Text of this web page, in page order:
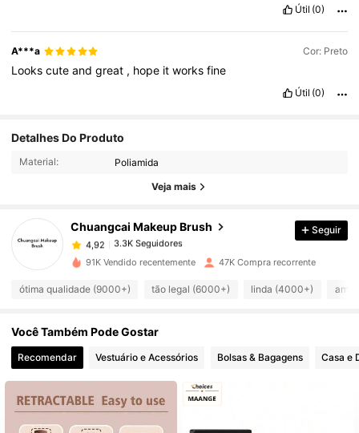
Útil (0)
A***a Cor: Preto
Lookscuteandgreat , hope itworksfine
Útil (0)
Detalhes Do Produto
Material: Poliamida
Veja mais
Chuangcai Makeup Brush
4,92 3.3K Seguidores
3.3K Seguidores
4,92
3.3K Seguidores
b***s
pago1 dia atrás
4,92
4,92 3.3K Seguidores
4,92 3.3K Seguidores
3.3K Seguidores
Seguir
91K Vendido recentemente 47K Compra recorrente
ótima qualidade (9000+) tão legal (6000+) linda (4000+)
Você Também Pode Gostar
Recomendar Vestuário e Acessórios Bolsas & Bagagens Casa e